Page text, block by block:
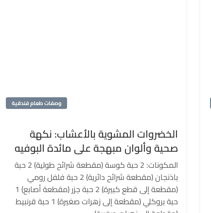
وصفات طعام فندقية
الخضروات المشوية بالأعشاب: نكهة
صحية وألوان مبهجة على مائدة البوفيه
المكونات: 2 حبة كوسة (مقطعة شرائح طولية) 2 حبة
باذنجان (مقطعة شرائح دائرية) 2 حبة فلفل رومي
(مقطعة إلى قطع كبيرة) 2 حبة جزر (مقطعة أصابع) 1
حبة بروكلي (مقطعة إلى زهرات صغيرة) 1 حبة قرنبيط